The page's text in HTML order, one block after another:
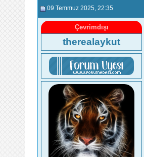
09 Temmuz 2025 , 22:35
Çevrimdışı
therealaykut